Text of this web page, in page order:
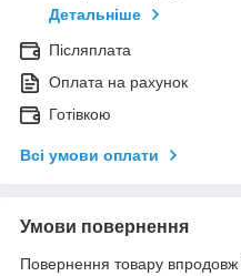
Детальніше
Післяплата
Оплата на рахунок
Готівкою
Всі умови оплати
Умови повернення
Повернення товару впродовж